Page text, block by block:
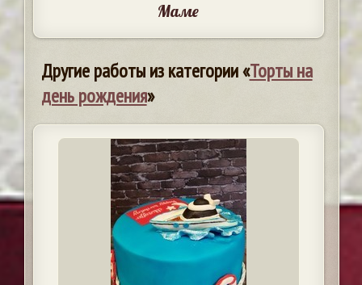
Маме
Другие работы из категории «Торты на
день рождения»